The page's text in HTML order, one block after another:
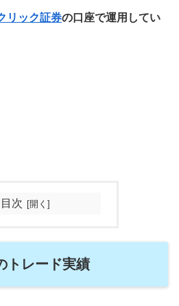
リック証券の口座で運用してい
目次
トレード実績